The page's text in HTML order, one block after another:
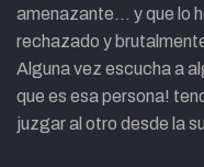
amenazante… y que lo
rechazado y
Alguna vez escucha a
que es esa persona!
juzgar al otro desde la